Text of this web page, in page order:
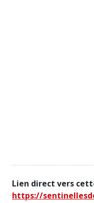
Lien direct vers
https://